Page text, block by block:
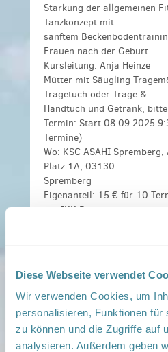
Diese Webseite verwendet
Wir verwenden Cookies, um
personalisieren, Funktionen für
zu können und die Zugriffe auf
analysieren. Außerdem geben
Stärkung der allgemeinen
Tanzkonzept mit
sanftem
Frauen nach der Geburt
Kursleitung: Anja Heinze
Mütter mit Säugling
Tragetuch oder Trage &
Handtuch und Getränk,
Termin: Start 08.09.2025
Termine)
Wo: KSC ASAHI
Platz 1A, 03130
Spremberg
Eigenanteil: 15 € für 10
der IKK Brandenburg und
Berlin oder im Netzwerk
Kosten:15 € für 10 Termine
Mitglieder sonst 25€
Anmeldeinformationen:
Netzwerk Gesunde Kinder
Neiße